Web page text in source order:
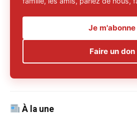
Je m'abonne
Faire un don
À la une